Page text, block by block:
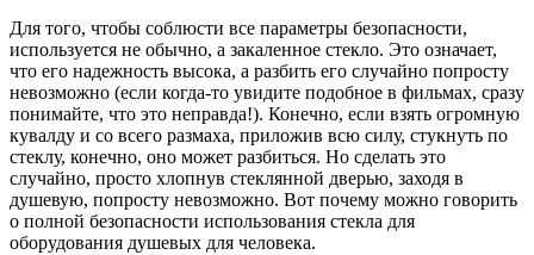
Для того, чтобы соблюсти все параметры безопасности,
используется не обычно, а закаленное стекло. Это означает,
что его надежность высока, а разбить его случайно попросту
невозможно (если когда-то увидите подобное в фильмах, сразу
понимайте, что это неправда!). Конечно, если взять огромную
кувалду и со всего размаха, приложив всю силу, стукнуть по
стеклу, конечно, оно может разбиться. Но сделать это
случайно, просто хлопнув стеклянной дверью, заходя в
душевую, попросту невозможно. Вот почему можно говорить
о полной безопасности использования стекла для
оборудования душевых для человека.